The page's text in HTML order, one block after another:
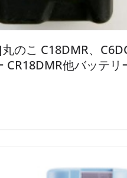
のこ C18DMR、
CR18DMR他バッテリ